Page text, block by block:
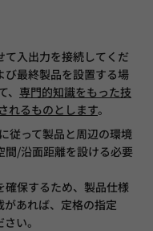
入出力を接続してくだ
び最終製品を設置する場
専門的知識をもった技
れるものとします。
従って製品と周辺の環境
間/沿面距離を設ける必要
確保するため、製品仕様
あれば、定格の指定
い。